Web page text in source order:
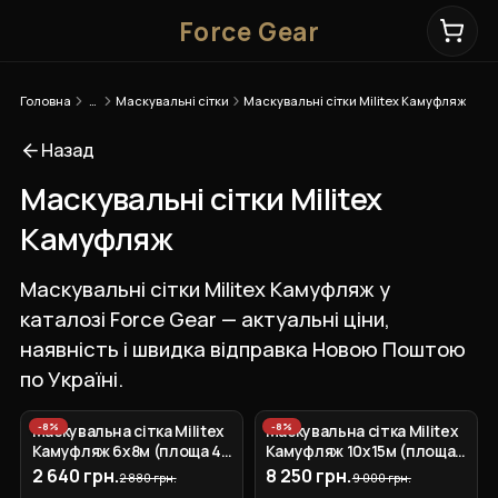
Force Gear
Головна Маскувальні сітки Маскувальні сітки Militex Камуфляж
Назад
Маскувальні сітки Militex
Камуфляж
Маскувальні сітки Militex Камуфляж у
каталозі Force Gear — актуальні ціни,
наявність і швидка відправка Новою Поштою
по Україні.
-8%
Маскувальна сітка Militex
Камуфляж 6х8м (площа 48
кв.м.)
2 640 грн.2 880 грн.
-8%
Маскувальна сітка Militex
Камуфляж 10х15м (площа
150 кв.м.)
8 250 грн.9 000 грн.